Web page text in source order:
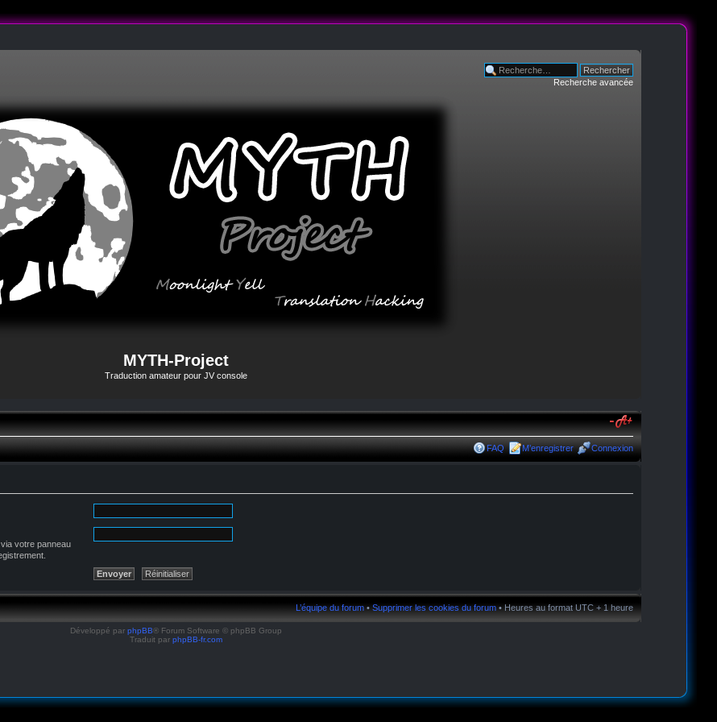
Recherche avancée
MYTH-Project
Traduction amateur pour JV console
FAQ M’enregistrer Connexion
votre panneau
L’équipe du forum •Supprimer les cookies du forum • Heures au format UTC + 1 heure
Développé par phpBB® Forum Software © phpBB Group
Traduit par phpBB-fr.com